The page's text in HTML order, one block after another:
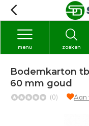
zoeken
menu
Bodemkarton
60 mm goud
(0) Aan